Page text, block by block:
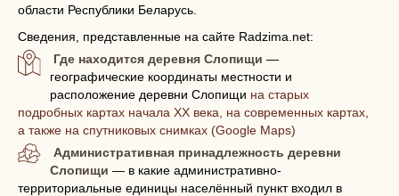
области Республики Беларусь.
Сведения, представленные на сайте Radzima.net:
Где находится деревня Слопищи —
географические координаты местности и
расположение деревни Слопищи на старых
подробных картах начала XX века, на современных картах,
а также на спутниковых снимках (Google Maps)
Административная принадлежность деревни
Слопищи — в какие административно-
территориальные единицы населённый пункт входил в